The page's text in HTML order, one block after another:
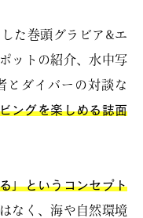
た巻頭グラビア&エ
ットの紹介、水中写
とダイバーの対談な
ングを楽しめる誌面
」というコンセプト
なく、海や自然環境